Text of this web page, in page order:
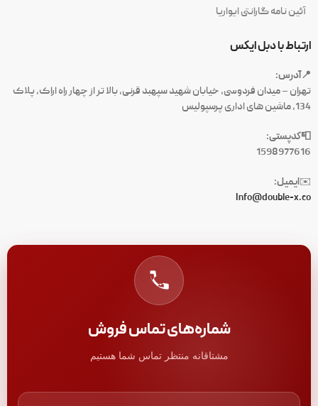
آئین نامه گارانتی ایواریا
ارتباط با دبل ایکس
📍آدرس:
تهران – میدان فردوسی، خیابان شهید سپهبد قرنی، بالا تر از چهار راه اراک، پلاک
134، ماشین های اداری پرسپولیس
📮کدپستی:
1598977616
✉️ایمیل:
Info@double-x.co
شماره‌های تماس فروش
مشتاقانه منتظر تماس شما هستیم